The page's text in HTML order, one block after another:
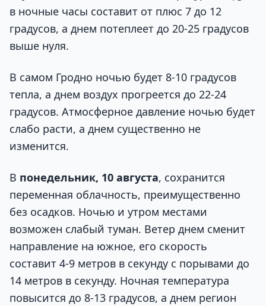
в ночные часы составит от плюс 7 до 12
градусов, а днем потеплеет до 20-25 градусов
выше нуля.
В самом Гродно ночью будет 8-10 градусов
тепла, а днем воздух прогреется до 22-24
градусов. Атмосферное давление ночью будет
слабо расти, а днем существенно не
изменится.
В понедельник, 10 августа, сохранится
переменная облачность, преимущественно
без осадков. Ночью и утром местами
возможен слабый туман. Ветер днем сменит
направление на южное, его скорость
составит 4-9 метров в секунду с порывами до
14 метров в секунду. Ночная температура
повысится до 8-13 градусов, а днем регион